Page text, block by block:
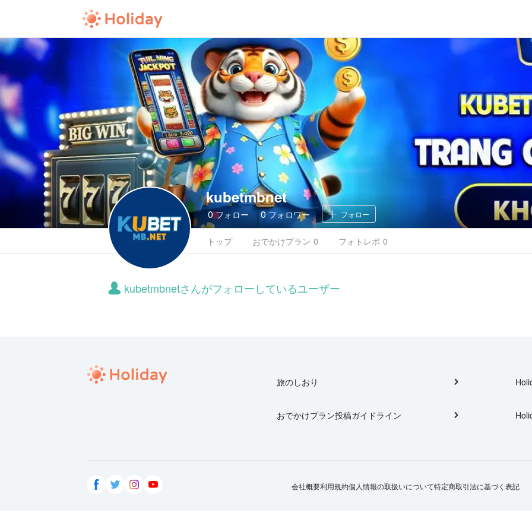
kubetmbnet
0フォロー 0フォロワー フォロー
トップ おでかけプラン 0 フォトレポ 0
kubetmbnetさんがフォローしているユーザー
旅のしおり
おでかけプラン投稿ガイドライン
会社概要利用規約個人情報の取扱いについて特定商取引法に基づく表記